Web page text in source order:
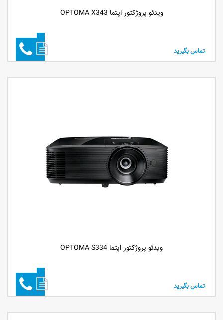
ویدئو پروژکتور اپتما OPTOMA X343
تماس بگیرید
ویدئو پروژکتور اپتما OPTOMA S334
تماس بگیرید